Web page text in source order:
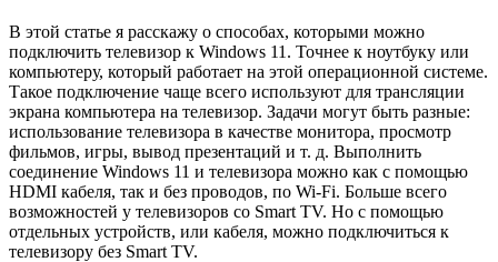
В этой статье я расскажу о способах, которыми можно
подключить телевизор к Windows 11. Точнее к ноутбуку или
компьютеру, который работает на этой операционной системе.
Такое подключение чаще всего используют для трансляции
экрана компьютера на телевизор. Задачи могут быть разные:
использование телевизора в качестве монитора, просмотр
фильмов, игры, вывод презентаций и т. д. Выполнить
соединение Windows 11 и телевизора можно как с помощью
HDMI кабеля, так и без проводов, по Wi-Fi. Больше всего
возможностей у телевизоров со Smart TV. Но с помощью
отдельных устройств, или кабеля, можно подключиться к
телевизору без Smart TV.